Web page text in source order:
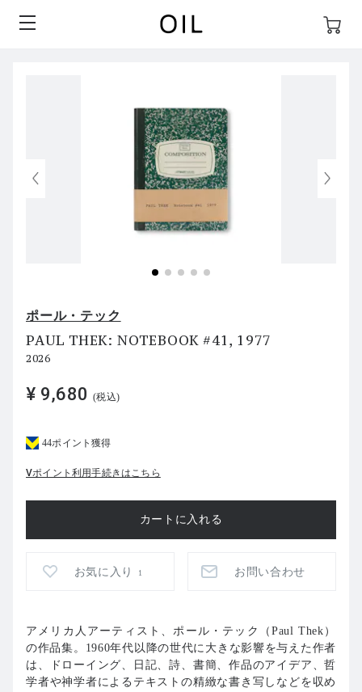
ポール・テック
PAUL THEK: NOTEBOOK #41, 1977
2026
¥ 9,680 (税込)
44ポイント獲得
Vポイント利用手続きはこちら
お気に入り 1 お問い合わせ
アメリカ人アーティスト、ポール・テック（Paul Thek）
の作品集。1960年代以降の世代に大きな影響を与えた作者
は、ドローイング、日記、詩、書簡、作品のアイデア、哲
学者や神学者によるテキストの精緻な書き写しなどを収め